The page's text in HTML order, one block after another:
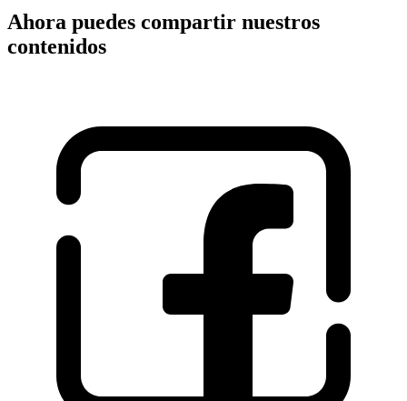
Ahora puedes compartir nuestros
contenidos